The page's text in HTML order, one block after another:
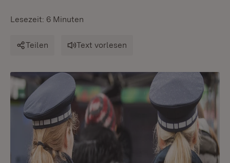
Lesezeit: 6 Minuten
Teilen Text vorlesen